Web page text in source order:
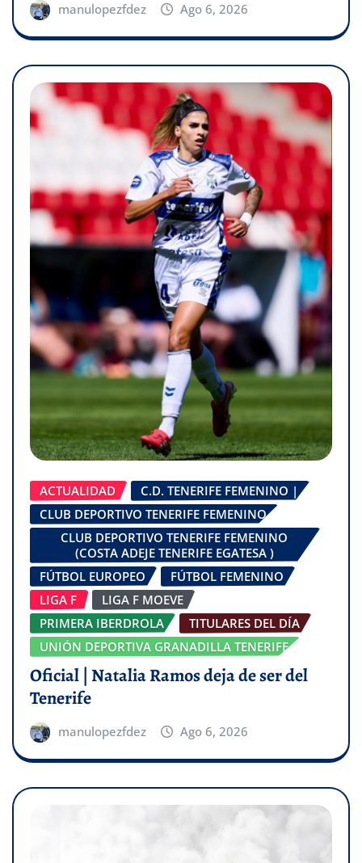
manulopezfdez Ago 6, 2026
ACTUALIDAD
C.D. TENERIFE FEMENINO |
CLUB DEPORTIVO TENERIFE FEMENINO
CLUB DEPORTIVO TENERIFE FEMENINO
(COSTA ADEJE TENERIFE EGATESA )
FÚTBOL EUROPEO
FÚTBOL FEMENINO
LIGA F
LIGA F MOEVE
PRIMERA IBERDROLA
TITULARES DEL DÍA
UNIÓN DEPORTIVA GRANADILLA TENERIFE
Oficial | Natalia Ramos deja de ser del
Tenerife
manulopezfdez Ago 6, 2026